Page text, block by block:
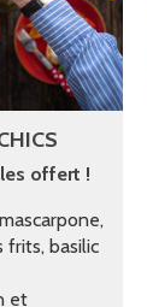
offert !
frits, basilic
et